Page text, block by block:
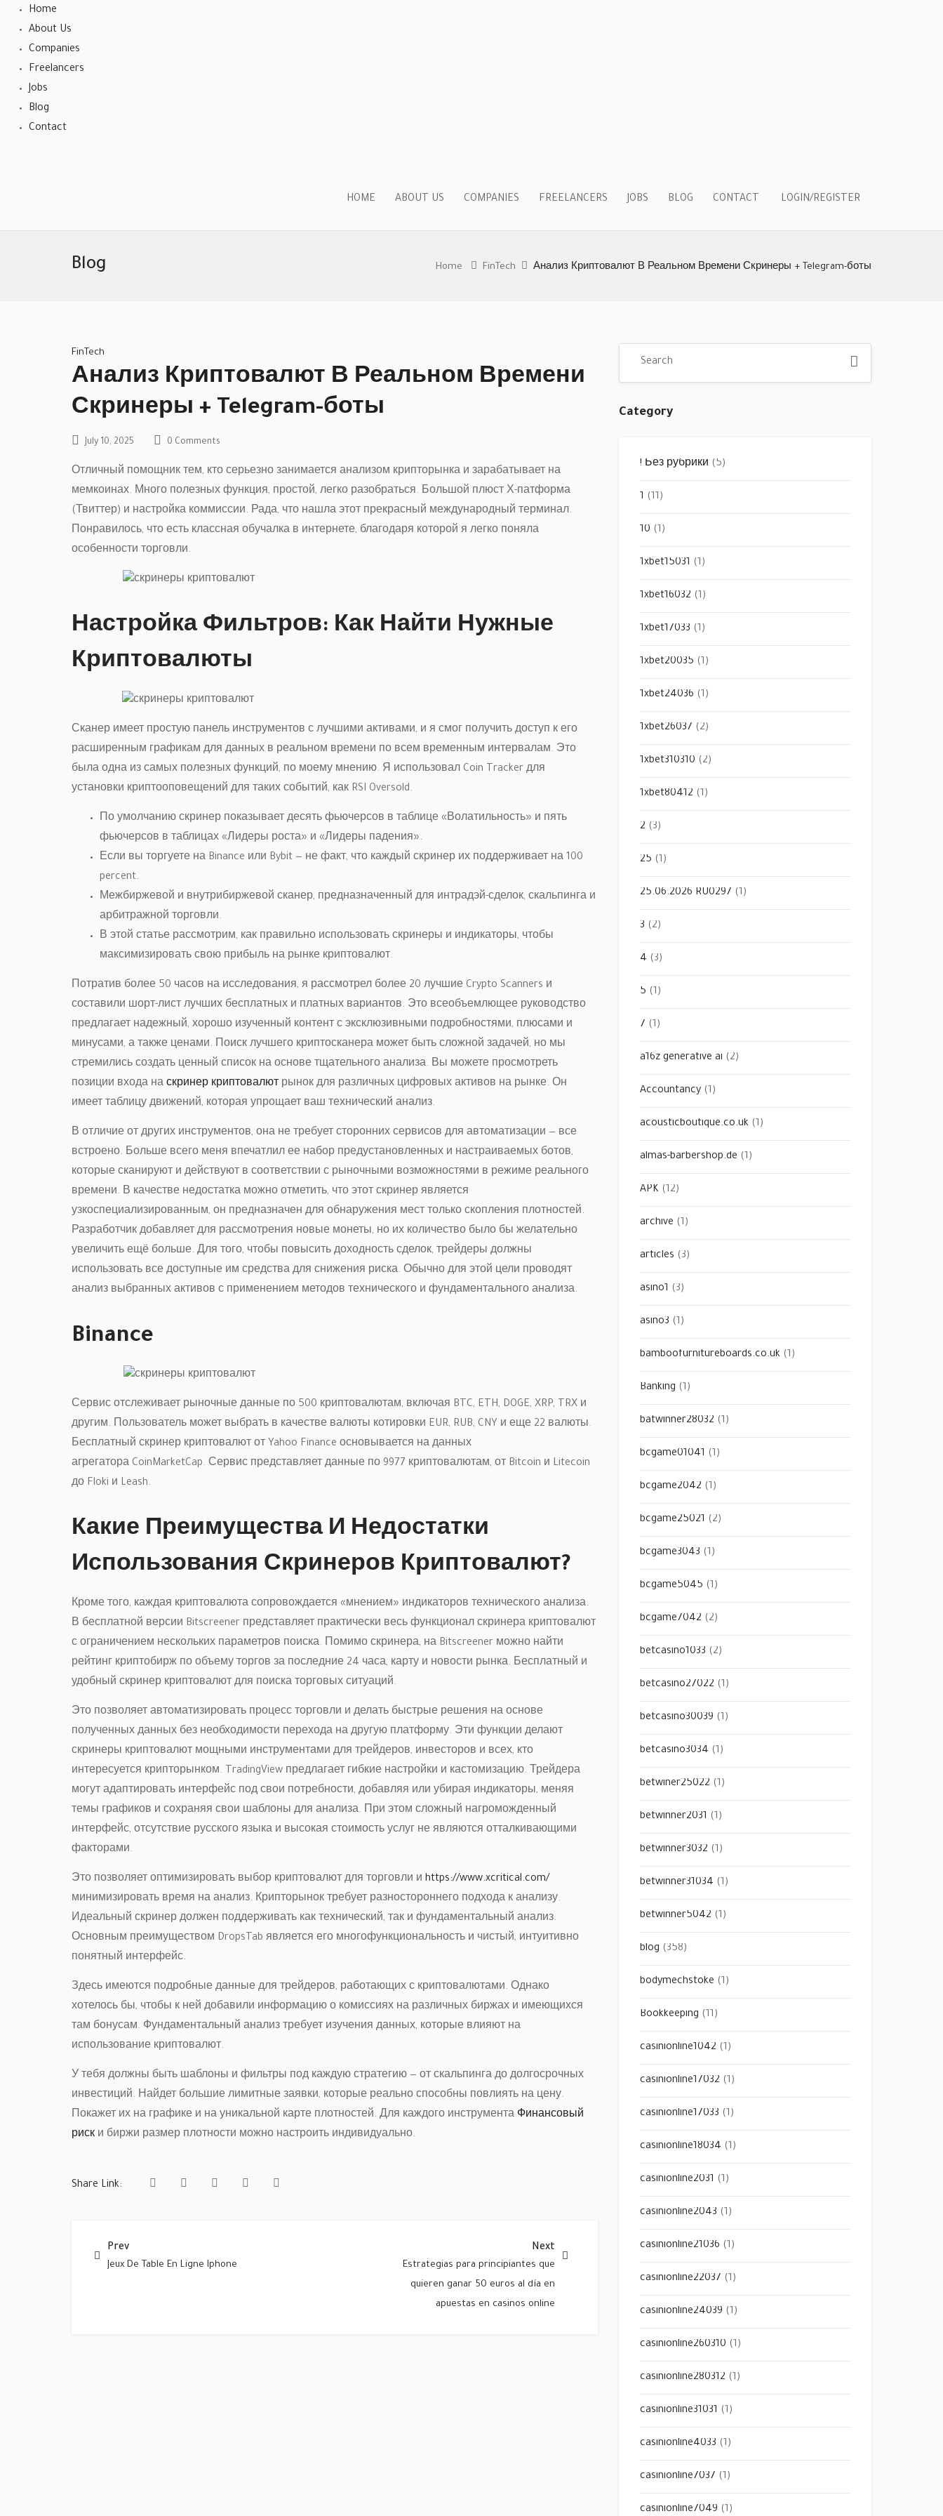
Home
About Us
Companies
Freelancers
Jobs
Blog
Contact
HOME ABOUT US COMPANIES FREELANCERS JOBS BLOG CONTACT LOGIN/REGISTER
Blog Home FinTech Анализ Криптовалют В Реальном Времени Скринеры + Telegram-боты
FinTech
Анализ Криптовалют В Реальном Времени
Скринеры + Telegram-боты
July 10, 2025 0 Comments
Отличный помощник тем, кто серьезно занимается анализом крипторынка и зарабатывает на
мемкоинах. Много полезных функция, простой, легко разобраться. Большой плюст Х-патформа
(Твиттер) и настройка коммиссии. Рада, что нашла этот прекрасный международный терминал.
Понравилось, что есть классная обучалка в интернете, благодаря которой я легко поняла
особенности торговли.
Настройка Фильтров: Как Найти Нужные
Криптовалюты
Сканер имеет простую панель инструментов с лучшими активами, и я смог получить доступ к его
расширенным графикам для данных в реальном времени по всем временным интервалам. Это
была одна из самых полезных функций, по моему мнению. Я использовал Coin Tracker для
установки криптооповещений для таких событий, как RSI Oversold.
По умолчанию скринер показывает десять фьючерсов в таблице «Волатильность» и пять
фьючерсов в таблицах «Лидеры роста» и «Лидеры падения».
Если вы торгуете на Binance или Bybit — не факт, что каждый скринер их поддерживает на 100
percent.
Межбиржевой и внутрибиржевой сканер, предназначенный для интрадэй-сделок, скальпинга и
арбитражной торговли.
В этой статье рассмотрим, как правильно использовать скринеры и индикаторы, чтобы
максимизировать свою прибыль на рынке криптовалют.
Потратив более 50 часов на исследования, я рассмотрел более 20 лучшие Crypto Scanners и
составили шорт-лист лучших бесплатных и платных вариантов. Это всеобъемлющее руководство
предлагает надежный, хорошо изученный контент с эксклюзивными подробностями, плюсами и
минусами, а также ценами. Поиск лучшего криптосканера может быть сложной задачей, но мы
стремились создать ценный список на основе тщательного анализа. Вы можете просмотреть
позиции входа на скринер криптовалют рынок для различных цифровых активов на рынке. Он
имеет таблицу движений, которая упрощает ваш технический анализ.
В отличие от других инструментов, она не требует сторонних сервисов для автоматизации — все
встроено. Больше всего меня впечатлил ее набор предустановленных и настраиваемых ботов,
которые сканируют и действуют в соответствии с рыночными возможностями в режиме реального
времени. В качестве недостатка можно отметить, что этот скринер является
узкоспециализированным, он предназначен для обнаружения мест только скопления плотностей.
Разработчик добавляет для рассмотрения новые монеты, но их количество было бы желательно
увеличить ещё больше. Для того, чтобы повысить доходность сделок, трейдеры должны
использовать все доступные им средства для снижения риска. Обычно для этой цели проводят
анализ выбранных активов с применением методов технического и фундаментального анализа.
Binance
Сервис отслеживает рыночные данные по 500 криптовалютам, включая BTC, ETH, DOGE, XRP, TRX и
другим. Пользователь может выбрать в качестве валюты котировки EUR, RUB, CNY и еще 22 валюты.
Бесплатный скринер криптовалют от Yahoo Finance основывается на данных
агрегатора CoinMarketCap. Сервис представляет данные по 9977 криптовалютам, от Bitcoin и Litecoin
до Floki и Leash.
Какие Преимущества И Недостатки
Использования Скринеров Криптовалют?
Кроме того, каждая криптовалюта сопровождается «мнением» индикаторов технического анализа.
В бесплатной версии Bitscreener представляет практически весь функционал скринера криптовалют
с ограничением нескольких параметров поиска. Помимо скринера, на Bitscreener можно найти
рейтинг криптобирж по объему торгов за последние 24 часа, карту и новости рынка. Бесплатный и
удобный скринер криптовалют для поиска торговых ситуаций.
Это позволяет автоматизировать процесс торговли и делать быстрые решения на основе
полученных данных без необходимости перехода на другую платформу. Эти функции делают
скринеры криптовалют мощными инструментами для трейдеров, инвесторов и всех, кто
интересуется крипторынком. TradingView предлагает гибкие настройки и кастомизацию. Трейдера
могут адаптировать интерфейс под свои потребности, добавляя или убирая индикаторы, меняя
темы графиков и сохраняя свои шаблоны для анализа. При этом сложный нагроможденный
интерфейс, отсутствие русского языка и высокая стоимость услуг не являются отталкивающими
факторами.
Это позволяет оптимизировать выбор криптовалют для торговли и https://www.xcritical.com/
минимизировать время на анализ. Крипторынок требует разностороннего подхода к анализу.
Идеальный скринер должен поддерживать как технический, так и фундаментальный анализ.
Основным преимуществом DropsTab является его многофункциональность и чистый, интуитивно
понятный интерфейс.
Здесь имеются подробные данные для трейдеров, работающих с криптовалютами. Однако
хотелось бы, чтобы к ней добавили информацию о комиссиях на различных биржах и имеющихся
там бонусам. Фундаментальный анализ требует изучения данных, которые влияют на
использование криптовалют.
У тебя должны быть шаблоны и фильтры под каждую стратегию — от скальпинга до долгосрочных
инвестиций. Найдет большие лимитные заявки, которые реально способны повлиять на цену.
Покажет их на графике и на уникальной карте плотностей. Для каждого инструмента Финансовый
риск и биржи размер плотности можно настроить индивидуально.
Share Link:
Prev
Jeux De Table En Ligne Iphone
Next
Estrategias para principiantes que
quieren ganar 50 euros al día en
apuestas en casinos online
Category
! Без рубрики (5)
1 (11)
10 (1)
1xbet15031 (1)
1xbet16032 (1)
1xbet17033 (1)
1xbet20035 (1)
1xbet24036 (1)
1xbet26037 (2)
1xbet310310 (2)
1xbet80412 (1)
2 (3)
25 (1)
25.06.2026 RU0297 (1)
3 (2)
4 (3)
5 (1)
7 (1)
a16z generative ai (2)
Accountancy (1)
acousticboutique.co.uk (1)
almas-barbershop.de (1)
APK (12)
archive (1)
articles (3)
asino1 (3)
asino3 (1)
bamboofurnitureboards.co.uk (1)
Banking (1)
batwinner28032 (1)
bcgame01041 (1)
bcgame2042 (1)
bcgame25021 (2)
bcgame3043 (1)
bcgame5045 (1)
bcgame7042 (2)
betcasino1033 (2)
betcasino27022 (1)
betcasino30039 (1)
betcasino3034 (1)
betwiner25022 (1)
betwinner2031 (1)
betwinner3032 (1)
betwinner31034 (1)
betwinner5042 (1)
blog (358)
bodymechstoke (1)
Bookkeeping (11)
casinionline1042 (1)
casinionline17032 (1)
casinionline17033 (1)
casinionline18034 (1)
casinionline2031 (1)
casinionline2043 (1)
casinionline21036 (1)
casinionline22037 (1)
casinionline24039 (1)
casinionline260310 (1)
casinionline280312 (1)
casinionline31031 (1)
casinionline4033 (1)
casinionline7037 (1)
casinionline7049 (1)